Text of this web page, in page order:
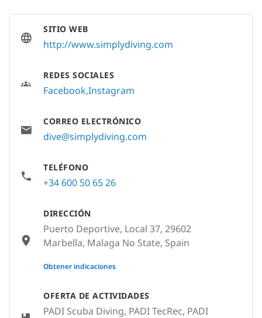
OFERTA DE ACTIVIDADES
PADI Scuba Diving, PADI TecRec, PADI
SITIO WEB
http://www.simplydiving.com
REDES SOCIALES
FacebookInstagram
CORREO ELECTRÓNICO
dive@simplydiving.com
TELÉFONO
+34 600 50 65 26
DIRECCIÓN
Puerto Deportive, Local 37, 29602
Marbella, Malaga No State, Spain
None
Obtener indicaciones